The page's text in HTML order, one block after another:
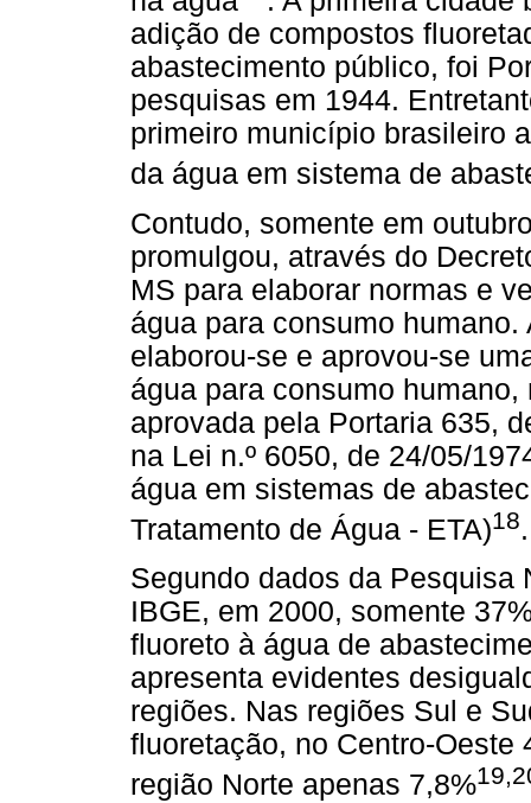
adição de compostos
abastecimento público, foi
pesquisas em 1944.
primeiro município brasileiro
da água em sistema de
Contudo, somente em
promulgou, através do
MS para elaborar normas e
água para consumo
elaborou-se e aprovou-se
água para consumo
aprovada pela Portaria 635,
na Lei n.º 6050, de 24/05/
água em sistemas de
Tratamento de Água - ETA)18.
Segundo dados da Pesquisa
IBGE, em 2000, somente
fluoreto à água de
apresenta evidentes
regiões. Nas regiões Sul e
fluoretação, no Centro-Oeste
região Norte apenas 7,8%